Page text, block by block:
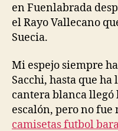
en Fuenlabrada
el Rayo Vallecano
Suecia.
Mi espejo siempre
Sacchi, hasta que ha
cantera blanca
escalón, pero no fue
camisetas futbol